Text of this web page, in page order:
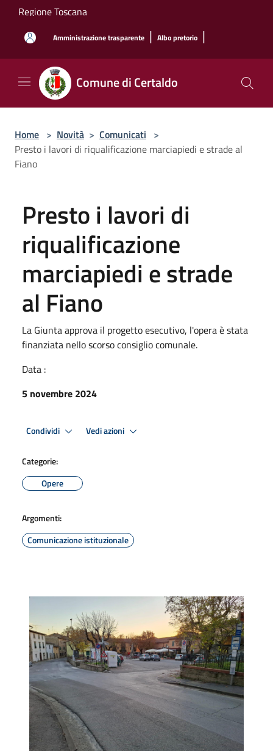
Salta al contenuto principale
Regione Toscana
Amministrazione trasparente | Albo pretorio |
Comune di Certaldo
Home > Novità > Comunicati >
Presto i lavori di riqualificazione marciapiedi e strade al
Fiano
Presto i lavori di
riqualificazione
marciapiedi e strade
al Fiano
La Giunta approva il progetto esecutivo, l'opera è stata
finanziata nello scorso consiglio comunale.
Data :
5 novembre 2024
Condividi Vedi azioni
Categorie:
Opere
Argomenti:
Comunicazione istituzionale